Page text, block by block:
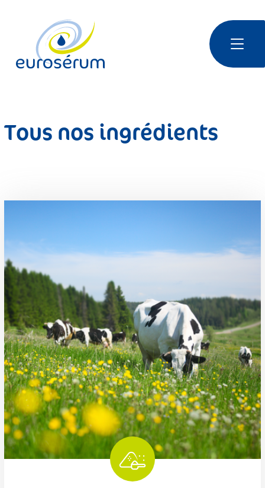
Euroserum : Ingrédients laitiers | Dairy ingredients | 乳制品原料
Tous nos ingrédients